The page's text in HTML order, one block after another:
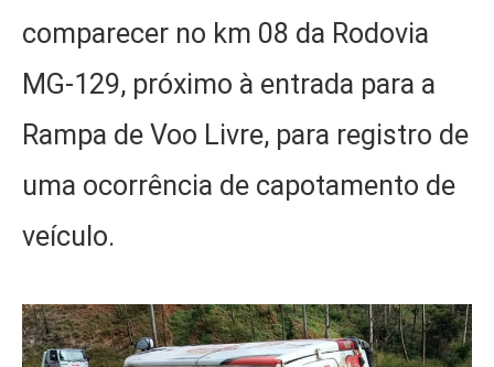
comparecer no km 08 da Rodovia
MG-129, próximo à entrada para a
Rampa de Voo Livre, para registro de
uma ocorrência de capotamento de
veículo.